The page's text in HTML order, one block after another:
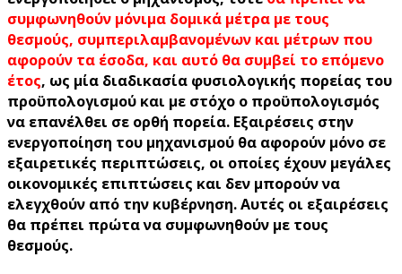
συμφωνηθούν μόνιμα δομικά μέτρα με τους
θεσμούς, συμπεριλαμβανομένων και μέτρων που
αφορούν τα έσοδα, και αυτό θα συμβεί το επόμενο
έτος, ως μία διαδικασία φυσιολογικής πορείας του
προϋπολογισμού και με στόχο ο προϋπολογισμός
να επανέλθει σε ορθή πορεία. Εξαιρέσεις στην
ενεργοποίηση του μηχανισμού θα αφορούν μόνο σε
εξαιρετικές περιπτώσεις, οι οποίες έχουν μεγάλες
οικονομικές επιπτώσεις και δεν μπορούν να
ελεγχθούν από την κυβέρνηση. Αυτές οι εξαιρέσεις
θα πρέπει πρώτα να συμφωνηθούν με τους
θεσμούς.